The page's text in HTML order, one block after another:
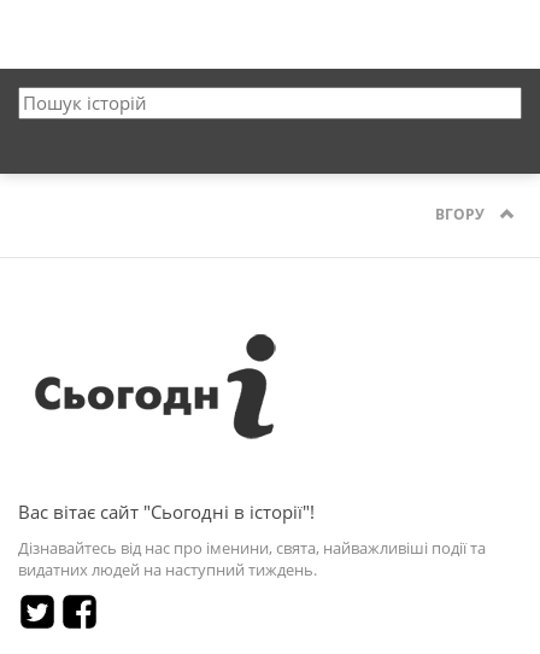
ВГОРУ
Вас вітає сайт "Сьогодні в історії"!
Дізнавайтесь від нас про іменини, свята, найважливіші події та
видатних людей на наступний тиждень.